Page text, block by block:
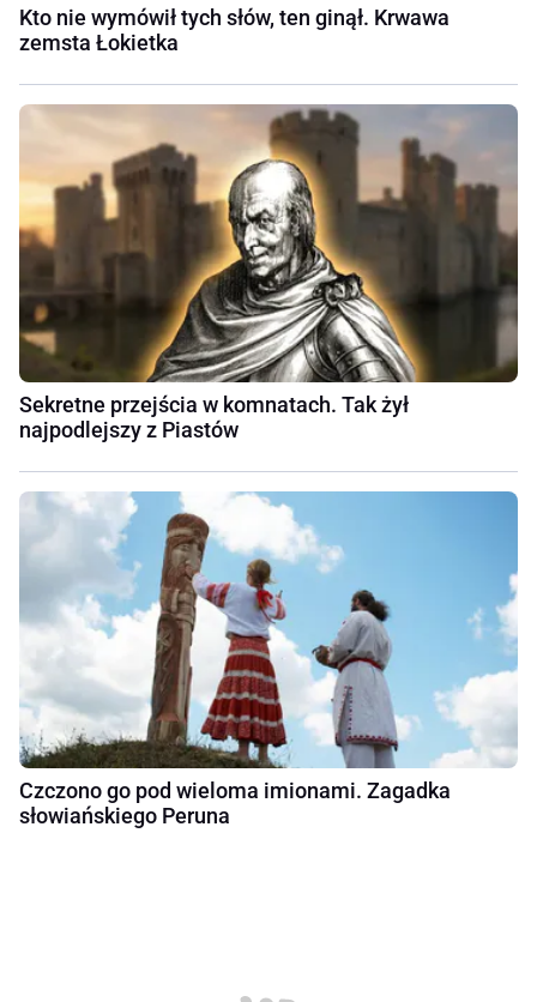
Kto nie wymówił tych słów, ten ginął. Krwawa
zemsta Łokietka
Sekretne przejścia w komnatach. Tak żył
najpodlejszy z Piastów
Czczono go pod wieloma imionami. Zagadka
słowiańskiego Peruna